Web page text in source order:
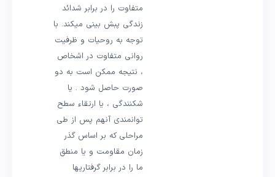
متفاوت را در برابر شدائد
زندگی پبش بینی میکند. با
توجه به روحیات و ظرفیت
روانی متفاوت در اشخاص
، نتیجه ممکن است به دو
صورت حاصل شود . یا
شکنندگی ، یا ارتقاء سطح
توانمندی آنهم پس از طی
مراحلی که بر اساس گذر
زمان مقاومت و یا منطق
ما را در برابر گرفتاریها